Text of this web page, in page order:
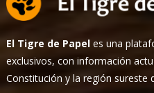
El Tigre de Papel es una
exclusivos, con información
Constitución y la región sureste